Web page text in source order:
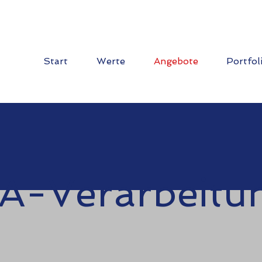
Start Werte Angebote